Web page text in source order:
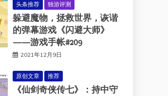
头条推荐 独游评测
躲避魔物，拯救世界，诙谐
的弹幕游戏《闪避大师》
——游戏手帐#209
2021年12月9日
原创文章 推荐
《仙剑奇侠传七》：持中守